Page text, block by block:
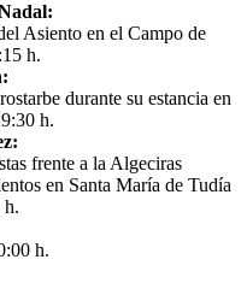
Asiento en el Campo de
h.
durante su estancia en
h.
frente a la Algeciras
en Santa María de Tudía
h.